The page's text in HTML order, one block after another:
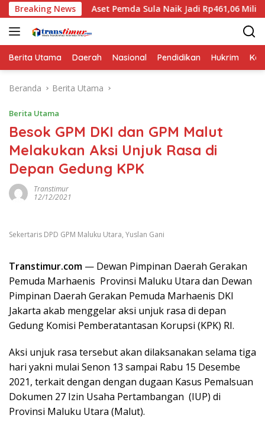
Langsung
ke
konten
Breaking News
Aset Pemda Sula Naik Jadi Rp461,06 Miliar, ini Rinciannya
Berita Utama Daerah Nasional Pendidikan Hukrim
Beranda Berita Utama
Berita Utama
Besok GPM DKI dan GPM Malut
Melakukan Aksi Unjuk Rasa di
Depan Gedung KPK
Transtimur
12/12/2021
Sekertaris DPD GPM Maluku Utara, Yuslan Gani
Transtimur.com — Dewan Pimpinan Daerah Gerakan
Pemuda Marhaenis Provinsi Maluku Utara dan Dewan
Pimpinan Daerah Gerakan Pemuda Marhaenis DKI
Jakarta akab menggelar aksi unjuk rasa di depan
Gedung Komisi Pemberatantasan Korupsi (KPK) RI.
Aksi unjuk rasa tersebut akan dilaksanakan selama tiga
hari yakni mulai Senon 13 sampai Rabu 15 Desembe
2021, terkait dengan dengan dugaan Kasus Pemalsuan
Dokumen 27 Izin Usaha Pertambangan (IUP) di
Provinsi Maluku Utara (Malut).